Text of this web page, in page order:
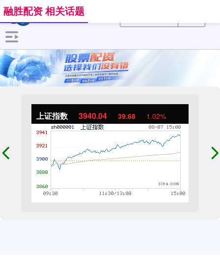
上证指数 3940.04 39.68 1.02%
融胜配资 相关话题